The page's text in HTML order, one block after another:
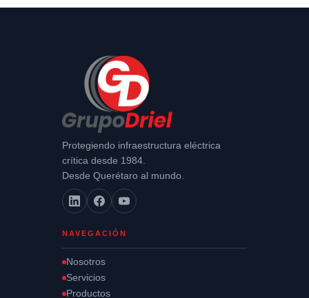
Protegiendo infraestructura eléctrica
crítica desde 1984.
Desde Querétaro al mundo.
NAVEGACIÓN
Nosotros
Servicios
Productos